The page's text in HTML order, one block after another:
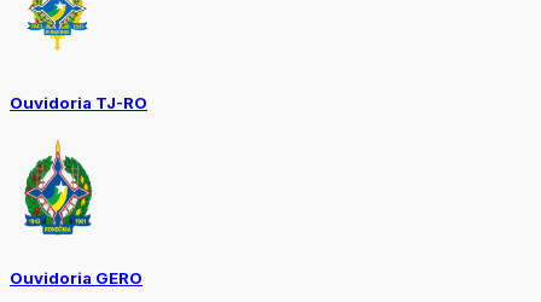
Ouvidoria TJ-RO
Ouvidoria GERO